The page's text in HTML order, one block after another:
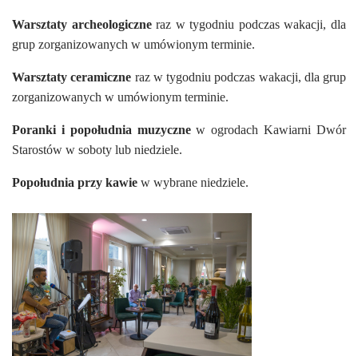
Warsztaty archeologiczneraz w tygodniu podczas wakacji, dla
grup zorganizowanych w umówionym terminie.
Warsztaty ceramiczne raz w tygodniu podczas wakacji, dla grup
zorganizowanych w umówionym terminie.
Poranki i popołudnia muzycznew ogrodach Kawiarni Dwór
Starostów w soboty lub niedziele.
Popołudnia przy kawie w wybrane niedziele.